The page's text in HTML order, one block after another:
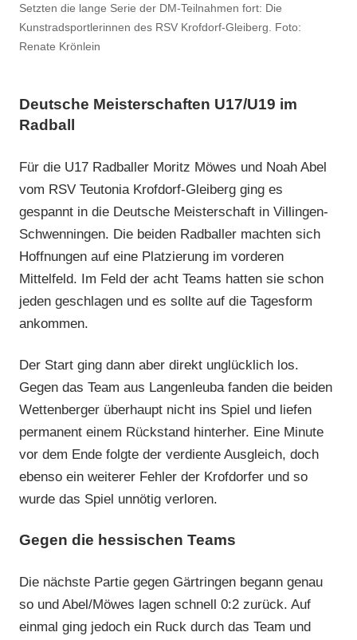
Setzten die lange Serie der DM-Teilnahmen fort: Die
Kunstradsportlerinnen des RSV Krofdorf-Gleiberg. Foto:
Renate Krönlein
Deutsche Meisterschaften U17/U19 im
Radball
Für die U17 Radballer Moritz Möwes und Noah Abel
vom RSV Teutonia Krofdorf-Gleiberg ging es
gespannt in die Deutsche Meisterschaft in Villingen-
Schwenningen. Die beiden Radballer machten sich
Hoffnungen auf eine Platzierung im vorderen
Mittelfeld. Im Feld der acht Teams hatten sie schon
jeden geschlagen und es sollte auf die Tagesform
ankommen.
Der Start ging dann aber direkt unglücklich los.
Gegen das Team aus Langenleuba fanden die beiden
Wettenberger überhaupt nicht ins Spiel und liefen
permanent einem Rückstand hinterher. Eine Minute
vor dem Ende folgte der verdiente Ausgleich, doch
ebenso ein weiterer Fehler der Krofdorfer und so
wurde das Spiel unnötig verloren.
Gegen die hessischen Teams
Die nächste Partie gegen Gärtringen begann genau
so und Abel/Möwes lagen schnell 0:2 zurück. Auf
einmal ging jedoch ein Ruck durch das Team und